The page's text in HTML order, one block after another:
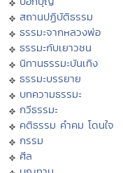
สถานปฏิบัติธรรม
ธรรมะจากหลวงพ่อ
ธรรมะกับเยาวชน
นิทานธรรมะบันเทิง
ธรรมะบรรยาย
บทความธรรมะ
กวีธรรมะ
คติธรรม คำคม โดนใจ
กรรม
ศีล